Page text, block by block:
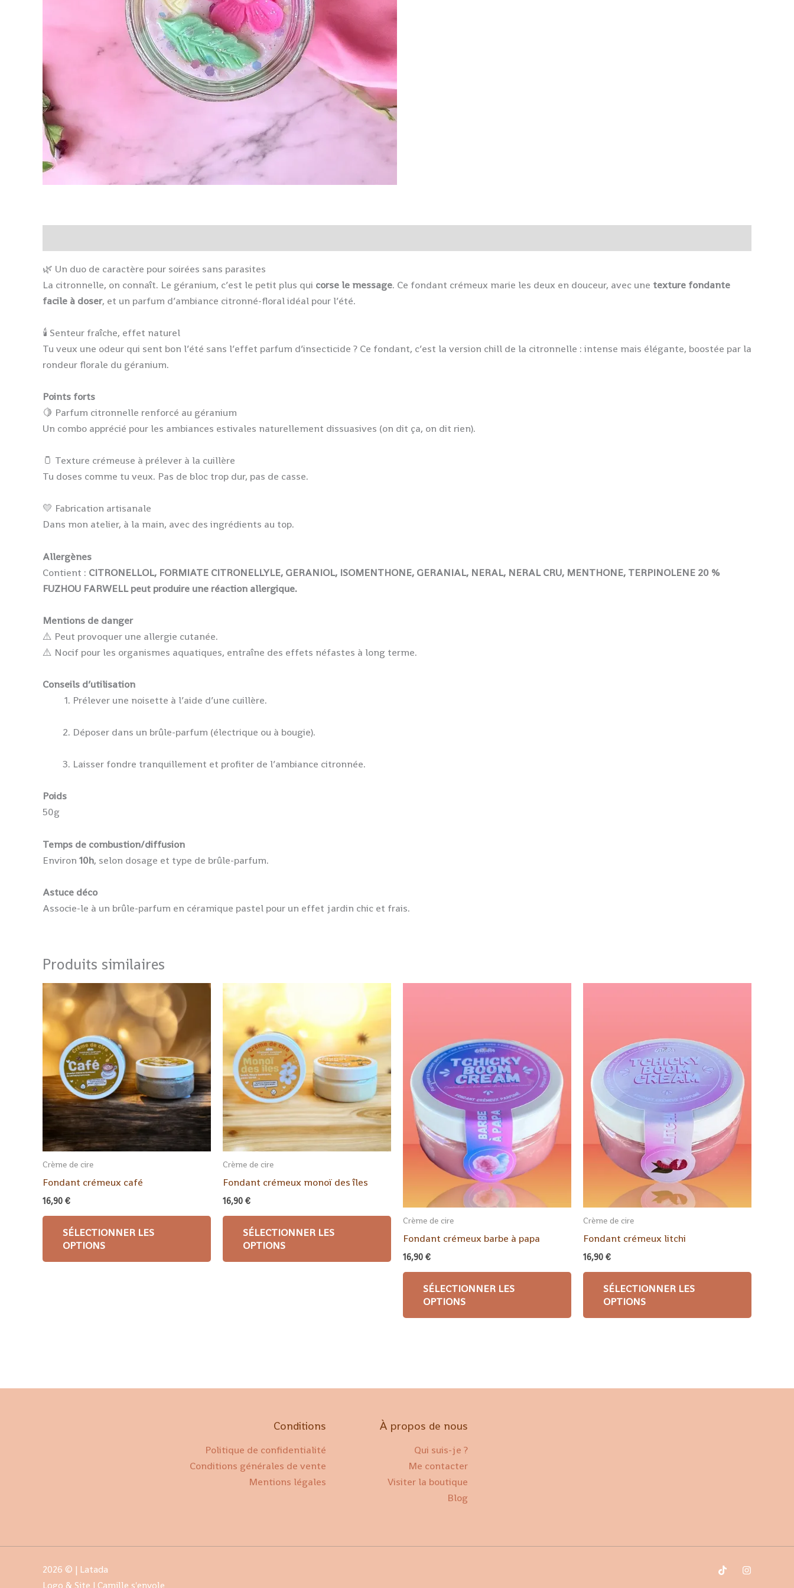
🌿 Un duo de caractère pour soirées sans parasites
La citronnelle, on connaît. Le géranium, c’est le petit plus qui corse le message. Ce fondant crémeux marie les deux en douceur, avec une texture fondante
facile à doser, et un parfum d’ambiance citronné-floral idéal pour l’été.
🕯️ Senteur fraîche, effet naturel
Tu veux une odeur qui sent bon l’été sans l’effet parfum d’insecticide ? Ce fondant, c’est la version chill de la citronnelle : intense mais élégante, boostée par la
rondeur florale du géranium.
Points forts
🍋 Parfum citronnelle renforcé au géranium
Un combo apprécié pour les ambiances estivales naturellement dissuasives (on dit ça, on dit rien).
🫙 Texture crémeuse à prélever à la cuillère
Tu doses comme tu veux. Pas de bloc trop dur, pas de casse.
💛 Fabrication artisanale
Dans mon atelier, à la main, avec des ingrédients au top.
Allergènes
Contient : CITRONELLOL, FORMIATE CITRONELLYLE, GERANIOL, ISOMENTHONE, GERANIAL, NERAL, NERAL CRU, MENTHONE, TERPINOLENE 20 %
FUZHOU FARWELL peut produire une réaction allergique.
Mentions de danger
⚠️ Peut provoquer une allergie cutanée.
⚠️ Nocif pour les organismes aquatiques, entraîne des effets néfastes à long terme.
Conseils d’utilisation
Prélever une noisette à l’aide d’une cuillère.
Déposer dans un brûle-parfum (électrique ou à bougie).
Laisser fondre tranquillement et profiter de l’ambiance citronnée.
Poids
50g
Temps de combustion/diffusion
Environ 10h, selon dosage et type de brûle-parfum.
Astuce déco
Associe-le à un brûle-parfum en céramique pastel pour un effet jardin chic et frais.
Produits similaires
Crème de cire
Fondant crémeux café
16,90 €
SÉLECTIONNER LES
OPTIONS
Crème de cire
Fondant crémeux monoï des îles
16,90 €
SÉLECTIONNER LES
OPTIONS
Crème de cire
Fondant crémeux barbe à papa
16,90 €
SÉLECTIONNER LES
OPTIONS
Crème de cire
Fondant crémeux litchi
16,90 €
SÉLECTIONNER LES
OPTIONS
Conditions
Politique de confidentialité
Conditions générales de vente
Mentions légales
À propos de nous
Qui suis-je ?
Me contacter
Visiter la boutique
Blog
2026 © | Latada
Logo & Site | Camille s'envole